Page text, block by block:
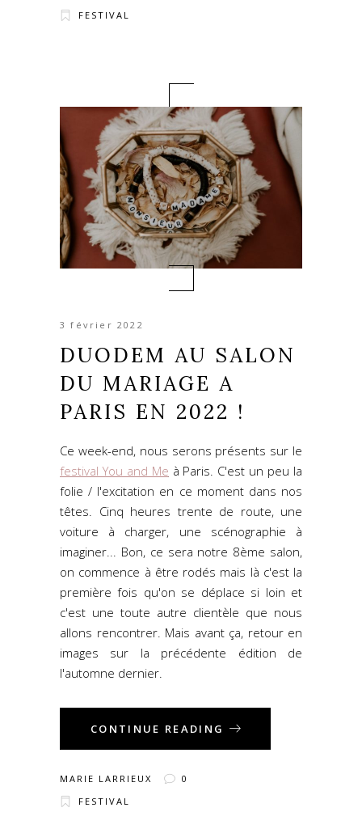
FESTIVAL
3 février 2022
DUODEM AU SALON
DU MARIAGE A
PARIS EN 2022 !
Ce week-end, nous serons présents sur le
festival You and Me à Paris. C'est un peu la
folie / l'excitation en ce moment dans nos
têtes. Cinq heures trente de route, une
voiture à charger, une scénographie à
imaginer... Bon, ce sera notre 8ème salon,
on commence à être rodés mais là c'est la
première fois qu'on se déplace si loin et
c'est une toute autre clientèle que nous
allons rencontrer. Mais avant ça, retour en
images sur la précédente édition de
l'automne dernier.
CONTINUE READING
MARIE LARRIEUX
0
FESTIVAL